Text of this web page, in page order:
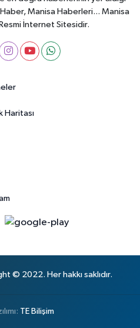
Manisa Haberleri... Manisa
İnternet Sitesidir.
Haritası
© 2022. Her hakkı saklıdır.
TE Bilişim